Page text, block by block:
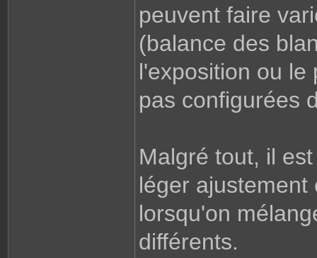
peuvent faire
(balance des
l'exposition ou le
pas configurées
Malgré tout, il
léger
lorsqu'on
différents.